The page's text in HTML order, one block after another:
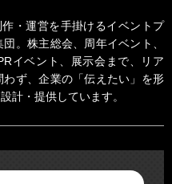
・運営を手掛けるイベントプ
。株主総会、周年イベント、
イベント、展示会まで、リア
ず、企業の「伝えたい」を形
計・提供しています。